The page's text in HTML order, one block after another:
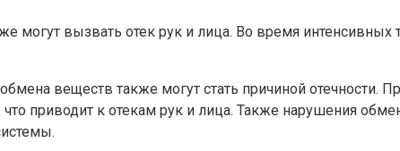
могут вызвать отек рук и лица. Во время
веществ также могут стать причиной отечности.
приводит к отекам рук и лица. Также нарушения